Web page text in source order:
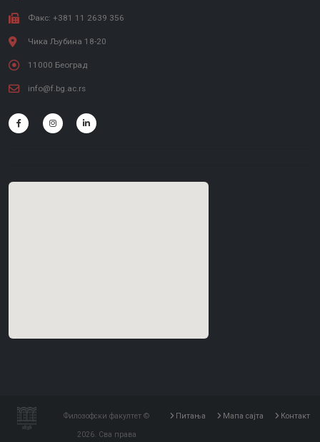
Факс: +381 11 2639 356
Чика Љубина 18-20
11000 Београд
info@f.bg.ac.rs
Филозофски факултет ©
2026. Сва права
Питања Мапа сајта Контакт